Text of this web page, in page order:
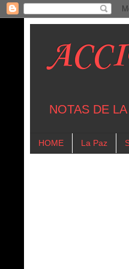
NOTAS DE
HOME La Paz